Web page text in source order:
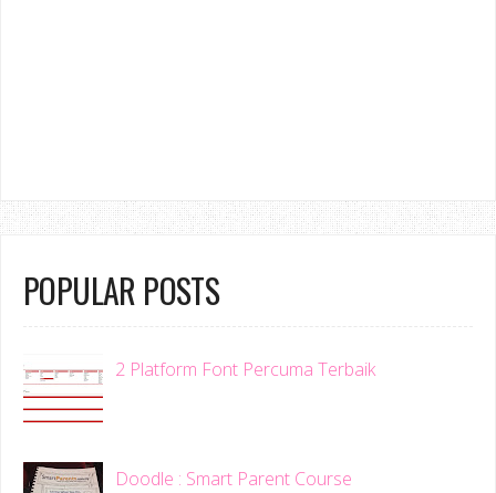
POPULAR POSTS
2 Platform Font Percuma Terbaik
Doodle : Smart Parent Course